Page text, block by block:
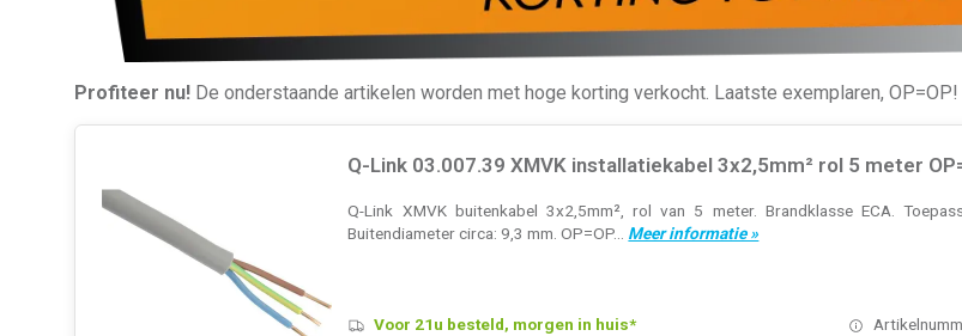
Profiteer nu! De onderstaande artikelen worden met hoge korting verkocht. Laatste exemplaren, OP=OP!
Q-Link 03.007.39 XMVK installatiekabel 3x2,5mm² rol 5 meter
Q-Link XMVK buitenkabel 3x2,5mm², rol van 5 meter. Brandklasse ECA.
Buitendiameter circa: 9,3 mm. OP=OP... Meer informatie »
Voor 21u besteld, morgen in huis*